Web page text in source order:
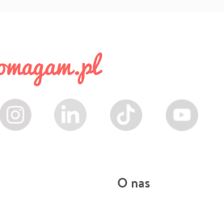
Instagram LinkedIn TikTok Youtube
O nas